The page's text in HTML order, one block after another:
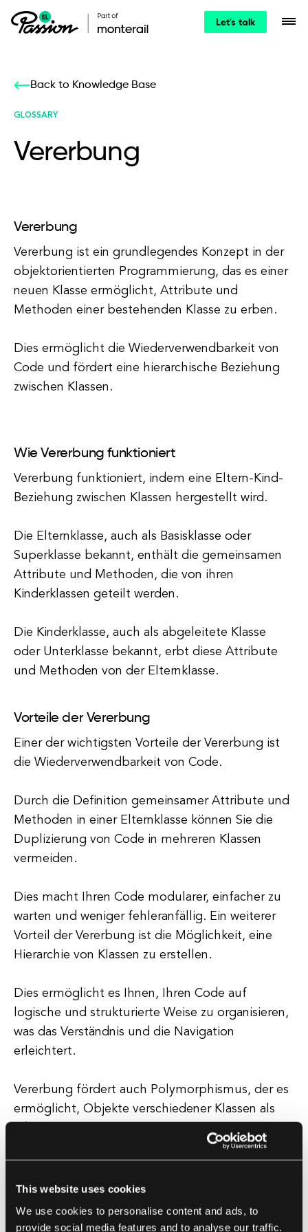
This website uses cookies
We use cookies to personalise content and ads, to
provide social media features and to analyse our traffic.
Let's talk
Back to Knowledge Base
GLOSSARY
Vererbung
Vererbung
Vererbung ist ein grundlegendes Konzept in der
objektorientierten Programmierung, das es einer
neuen Klasse ermöglicht, Attribute und
Methoden einer bestehenden Klasse zu erben.
Dies ermöglicht die Wiederverwendbarkeit von
Code und fördert eine hierarchische Beziehung
zwischen Klassen.
Wie Vererbung funktioniert
Vererbung funktioniert, indem eine Eltern-Kind-
Beziehung zwischen Klassen hergestellt wird.
Die Elternklasse, auch als Basisklasse oder
Superklasse bekannt, enthält die gemeinsamen
Attribute und Methoden, die von ihren
Kinderklassen geteilt werden.
Die Kinderklasse, auch als abgeleitete Klasse
oder Unterklasse bekannt, erbt diese Attribute
und Methoden von der Elternklasse.
Vorteile der Vererbung
Einer der wichtigsten Vorteile der Vererbung ist
die Wiederverwendbarkeit von Code.
Durch die Definition gemeinsamer Attribute und
Methoden in einer Elternklasse können Sie die
Duplizierung von Code in mehreren Klassen
vermeiden.
Dies macht Ihren Code modularer, einfacher zu
warten und weniger fehleranfällig. Ein weiterer
Vorteil der Vererbung ist die Möglichkeit, eine
Hierarchie von Klassen zu erstellen.
Dies ermöglicht es Ihnen, Ihren Code auf
logische und strukturierte Weise zu organisieren,
was das Verständnis und die Navigation
erleichtert.
Vererbung fördert auch Polymorphismus, der es
ermöglicht, Objekte verschiedener Klassen als
Arten der Vererbung
Es gibt mehrere Arten der Vererbung,